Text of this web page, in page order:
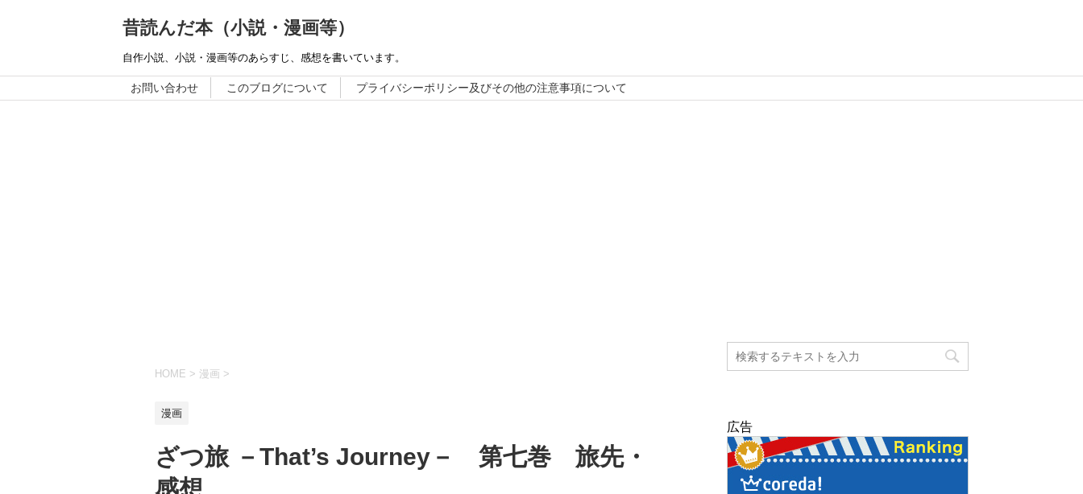
昔読んだ本（小説・漫画等）
自作小説、小説・漫画等のあらすじ、感想を書いています。
お問い合わせ このブログについて プライバシーポリシー及びその他の注意事項について
HOME > 漫画 >
漫画
ざつ旅 －That’s Journey－ 第七巻 旅先・
広告